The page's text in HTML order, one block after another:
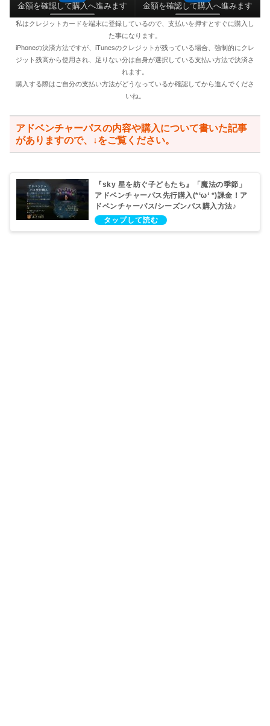
金額を確認して購入へ進みます
金額を確認して購入へ進みます
私はクレジットカードを端末に登録しているので、支払いを押すとすぐに購入し
た事になります。
iPhoneの決済方法ですが、iTunesのクレジットが残っている場合、強制的にクレ
ジット残高から使用され、足りない分は自身が選択している支払い方法で決済さ
れます。
購入する際はご自分の支払い方法がどうなっているか確認してから進んでくださ
いね。
アドベンチャーパスの内容や購入について書いた記事
がありますので、↓をご覧ください。
『sky 星を紡ぐ子どもたち』「魔法の季節」
アドベンチャーパス先行購入(*‘ω‘ *)課金！ア
ドベンチャーパス/シーズンパス購入方法♪